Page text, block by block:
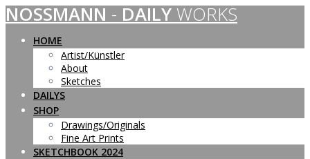
Skip
to
content
NOSSMANN - DAILY WORKS
HOME
Artist/Künstler
About
Sketches
DAILYS
SHOP
Drawings/Originals
Fine Art Prints
SKETCHBOOK 2024